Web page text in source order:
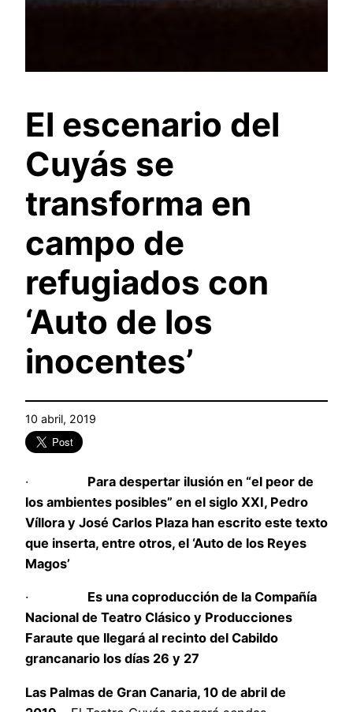
El escenario del
Cuyás se
transforma en
campo de
refugiados con
‘Auto de los
inocentes’
10 abril, 2019
· Para despertar ilusión en “el peor de
los ambientes posibles” en el siglo XXI, Pedro
Víllora y José Carlos Plaza han escrito este texto
que inserta, entre otros, el ‘Auto de los Reyes
Magos’
· Es una coproducción de la Compañía
Nacional de Teatro Clásico y Producciones
Faraute que llegará al recinto del Cabildo
grancanario los días 26 y 27
Las Palmas de Gran Canaria, 10 de abril de